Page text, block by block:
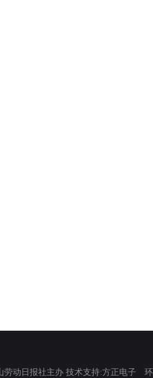
动日报社主办 技术支持:方正电子